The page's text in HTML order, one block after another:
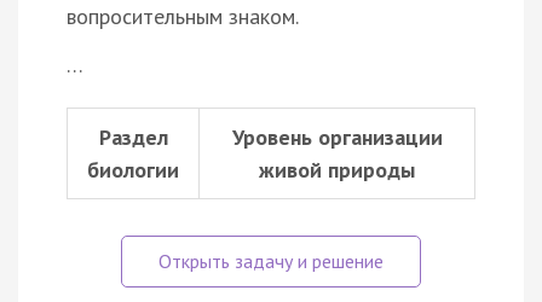
вопросительным знаком.
…
Раздел
биологии
Уровень организации
живой природы